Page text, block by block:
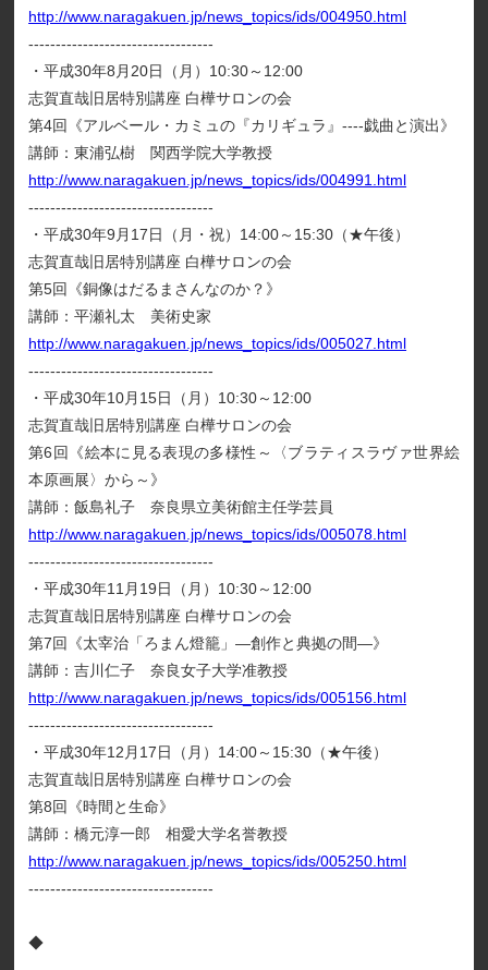
http://www.naragakuen.jp/news_topics/ids/004950.html
----------------------------------
・平成30年8月20日（月）10:30～12:00
志賀直哉旧居特別講座 白樺サロンの会
第4回《アルベール・カミュの『カリギュラ』----戯曲と演出》
講師：東浦弘樹 関西学院大学教授
http://www.naragakuen.jp/news_topics/ids/004991.html
----------------------------------
・平成30年9月17日（月・祝）14:00～15:30（★午後）
志賀直哉旧居特別講座 白樺サロンの会
第5回《銅像はだるまさんなのか？》
講師：平瀬礼太 美術史家
http://www.naragakuen.jp/news_topics/ids/005027.html
----------------------------------
・平成30年10月15日（月）10:30～12:00
志賀直哉旧居特別講座 白樺サロンの会
第6回《絵本に見る表現の多様性～〈ブラティスラヴァ世界絵
本原画展〉から～》
講師：飯島礼子 奈良県立美術館主任学芸員
http://www.naragakuen.jp/news_topics/ids/005078.html
----------------------------------
・平成30年11月19日（月）10:30～12:00
志賀直哉旧居特別講座 白樺サロンの会
第7回《太宰治「ろまん燈籠」―創作と典拠の間―》
講師：吉川仁子 奈良女子大学准教授
http://www.naragakuen.jp/news_topics/ids/005156.html
----------------------------------
・平成30年12月17日（月）14:00～15:30（★午後）
志賀直哉旧居特別講座 白樺サロンの会
第8回《時間と生命》
講師：橋元淳一郎 相愛大学名誉教授
http://www.naragakuen.jp/news_topics/ids/005250.html
----------------------------------
◆